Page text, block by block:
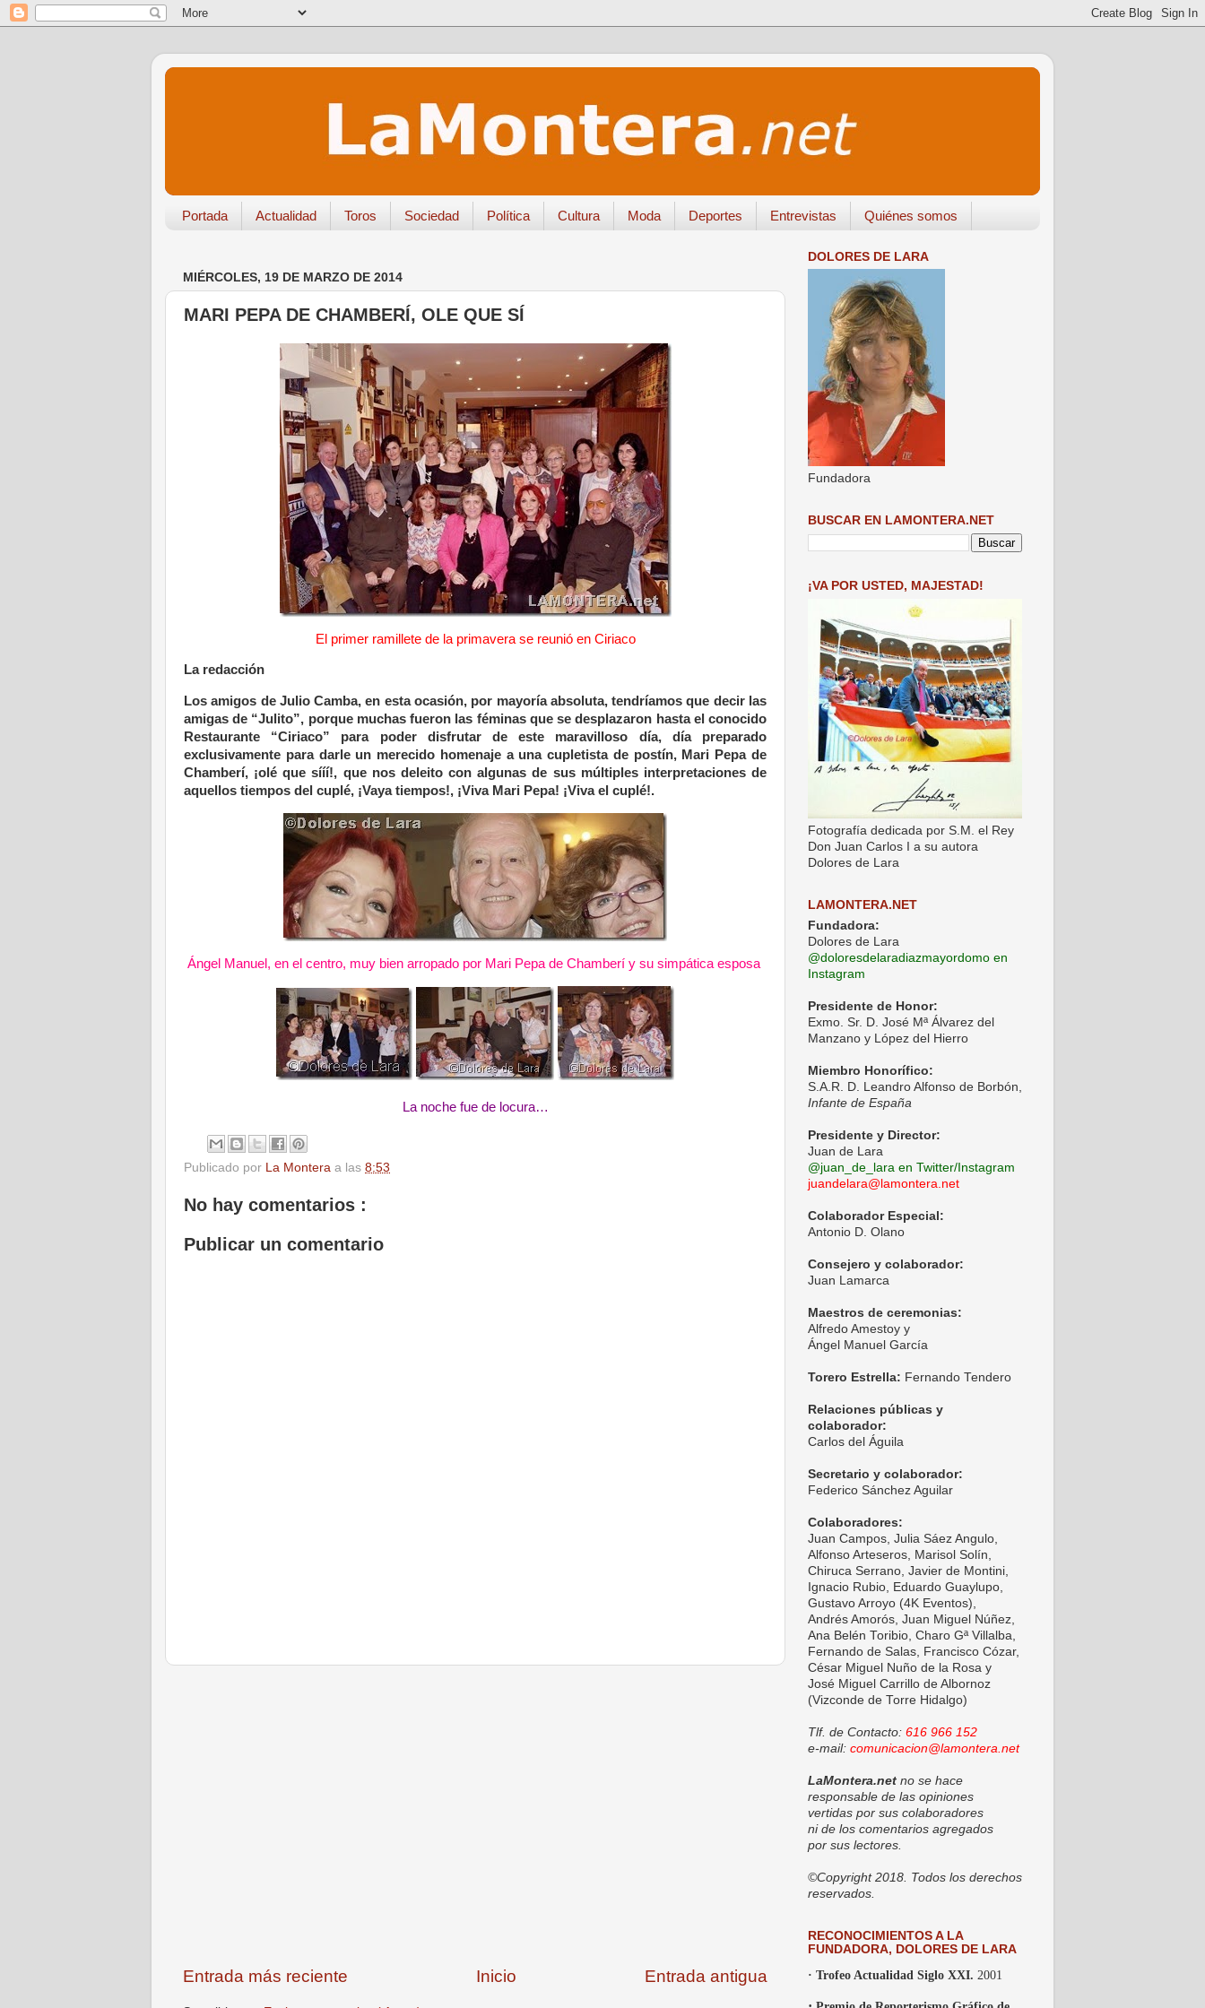
Portada Actualidad Toros Sociedad Política Cultura Moda Deportes Entrevistas Quiénes somos
MIÉRCOLES, 19 DE MARZO DE 2014
MARI PEPA DE CHAMBERÍ, OLE QUE SÍ
El primer ramillete de la primavera se reunió en Ciriaco
La redacción
Los amigos de Julio Camba, en esta ocasión, por mayoría absoluta, tendríamos que decir las
amigas de “Julito”, porque muchas fueron las féminas que se desplazaron hasta el conocido
Restaurante “Ciriaco” para poder disfrutar de este maravilloso día, día preparado
exclusivamente para darle un merecido homenaje a una cupletista de postín, Mari Pepa de
Chamberí, ¡olé que sííí!, que nos deleito con algunas de sus múltiples interpretaciones de
aquellos tiempos del cuplé, ¡Vaya tiempos!, ¡Viva Mari Pepa! ¡Viva el cuplé!.
Ángel Manuel, en el centro, muy bien arropado por Mari Pepa de Chamberí y su simpática esposa
La noche fue de locura…
Publicado por La Montera a las 8:53
No hay comentarios :
Publicar un comentario
Entrada más reciente Entrada antigua
Inicio
DOLORES DE LARA
Fundadora
BUSCAR EN LAMONTERA.NET
¡VA POR USTED, MAJESTAD!
Fotografía dedicada por S.M. el Rey
Don Juan Carlos I a su autora
Dolores de Lara
LAMONTERA.NET
Fundadora:
Dolores de Lara
@doloresdelaradiazmayordomo en
Instagram
Presidente de Honor:
Exmo. Sr. D. José Mª Álvarez del
Manzano y López del Hierro
Miembro Honorífico:
S.A.R. D. Leandro Alfonso de Borbón,
Infante de España
Presidente y Director:
Juan de Lara
@juan_de_lara en Twitter/Instagram
juandelara@lamontera.net
Colaborador Especial:
Antonio D. Olano
Consejero y colaborador:
Juan Lamarca
Maestros de ceremonias:
Alfredo Amestoy y
Ángel Manuel García
Torero Estrella: Fernando Tendero
Relaciones públicas y
colaborador:
Carlos del Águila
Secretario y colaborador:
Federico Sánchez Aguilar
Colaboradores:
Juan Campos, Julia Sáez Angulo,
Alfonso Arteseros, Marisol Solín,
Chiruca Serrano, Javier de Montini,
Ignacio Rubio, Eduardo Guaylupo,
Gustavo Arroyo (4K Eventos),
Andrés Amorós, Juan Miguel Núñez,
Ana Belén Toribio, Charo Gª Villalba,
Fernando de Salas, Francisco Cózar,
César Miguel Nuño de la Rosa y
José Miguel Carrillo de Albornoz
(Vizconde de Torre Hidalgo)
Tlf. de Contacto: 616 966 152
e-mail: comunicacion@lamontera.net
LaMontera.net no se hace
responsable de las opiniones
vertidas por sus colaboradores
ni de los comentarios agregados
por sus lectores.
©Copyright 2018. Todos los derechos
reservados.
RECONOCIMIENTOS A LA
FUNDADORA, DOLORES DE LARA
· Trofeo Actualidad Siglo XXI. 2001